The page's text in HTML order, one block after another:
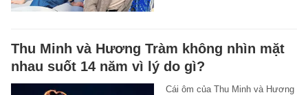
Thu Minh và Hương Tràm không nhìn mặt
nhau suốt 14 năm vì lý do gì?
Cái ôm của Thu Minh và Hương